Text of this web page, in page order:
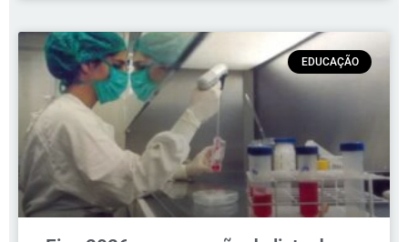
EDUCAÇÃO